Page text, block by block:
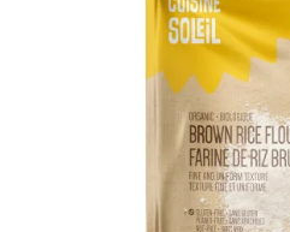
AJOUTER AU PANIER